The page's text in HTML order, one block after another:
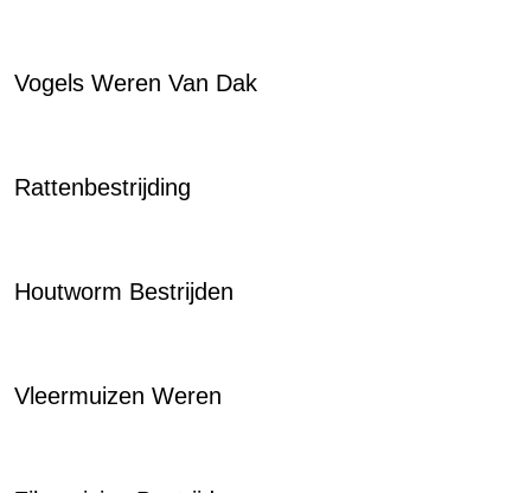
Vogels Weren Van Dak
Rattenbestrijding
Houtworm Bestrijden
Vleermuizen Weren